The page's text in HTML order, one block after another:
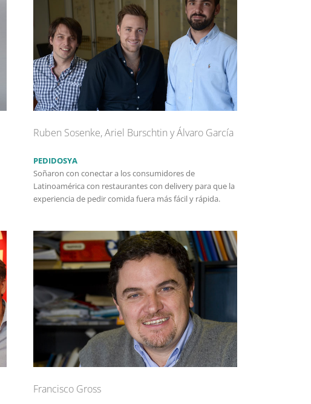
Ruben Sosenke, Ariel Burschtin y Álvaro García
PEDIDOSYA
Soñaron con conectar a los consumidores de
Latinoamérica con restaurantes con delivery para que la
experiencia de pedir comida fuera más fácil y rápida.
Francisco Gross